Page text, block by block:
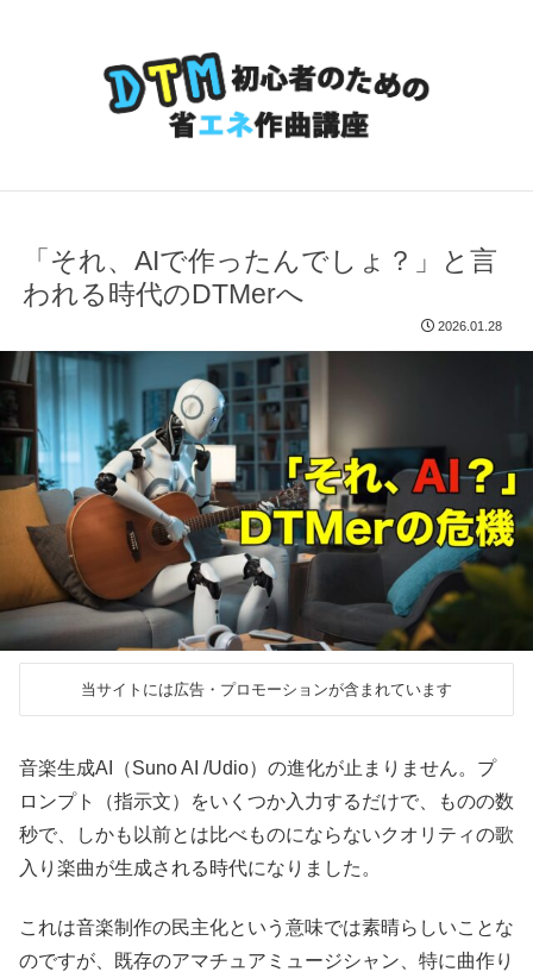
「それ、AIで作ったんでしょ？」と言
われる時代のDTMerへ
2026.01.28
当サイトには広告・プロモーションが含まれています
音楽生成AI（Suno AI /Udio）の進化が止まりません。プ
ロンプト（指示文）をいくつか入力するだけで、ものの数
秒で、しかも以前とは比べものにならないクオリティの歌
入り楽曲が生成される時代になりました。
これは音楽制作の民主化という意味では素晴らしいことな
のですが、既存のアマチュアミュージシャン、特に曲作り